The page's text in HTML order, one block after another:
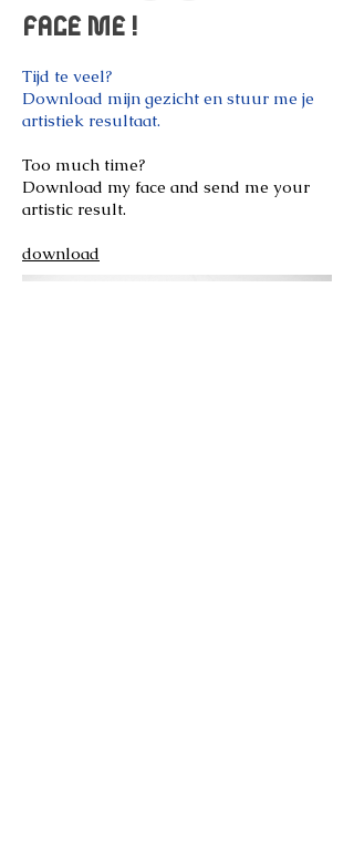
FACE ME !
Tijd te veel?
Download mijn gezicht en stuur me je
artistiek resultaat.
Too much time?
Download my face and send me your
artistic result.
download